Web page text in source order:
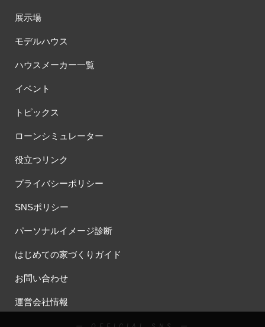
展示場
モデルハウス
ハウスメーカー一覧
イベント
トピックス
ローンシミュレーター
役立つリンク
プライバシーポリシー
SNSポリシー
パーソナルイメージ診断
はじめての家づくりガイド
お問い合わせ
運営会社情報